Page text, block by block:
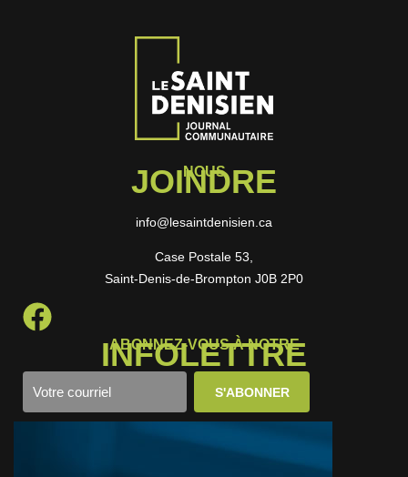
NOUS
JOINDRE
info@lesaintdenisien.ca
Case Postale 53,
Saint-Denis-de-Brompton J0B 2P0
ABONNEZ-VOUS À NOTRE
INFOLETTRE